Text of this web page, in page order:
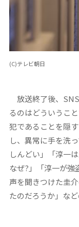
(C)テレビ朝日
放送終了後、
るのはどういうこ
犯であることを隠
し、異常に手を洗
しんどい」「淳一
なぜ?」「淳一が強
声を聞きつけた圭
たのだろうか」な